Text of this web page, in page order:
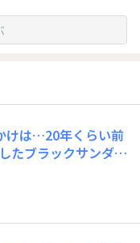
けは…20年くらい前
たブラックサンダー
ンダーはアイスク
と思い込んでいま
で治療済の虫歯が欠